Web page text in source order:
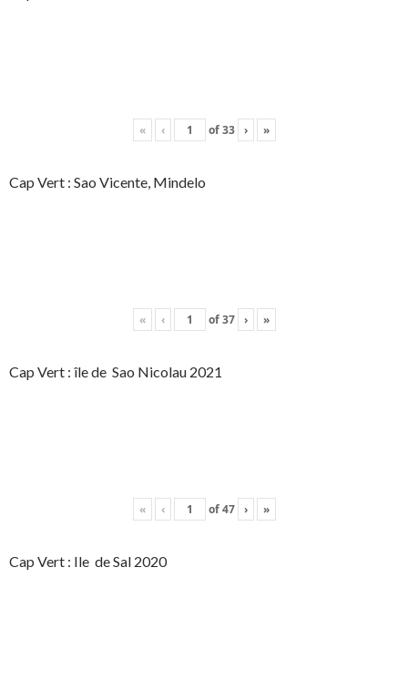
« ‹ of33 › »
Cap Vert : Sao Vicente, Mindelo
« ‹ of37 › »
Cap Vert : île de Sao Nicolau 2021
« ‹ of47 › »
Cap Vert : Ile de Sal 2020